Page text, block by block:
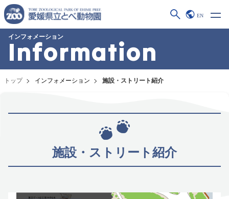
EN
インフォメーション
Information
トップ インフォメーション 施設・ストリート紹介
施設・ストリート紹介